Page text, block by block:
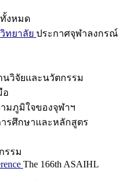
งหมด
ทยาลัย ประกาศจุฬาลงกรณ์
นวิจัยและนวัตกรรม
อ
มภูมิใจของจุฬาฯ
ารศึกษาและหลักสูตร
รรม
The 166th ASAIHL